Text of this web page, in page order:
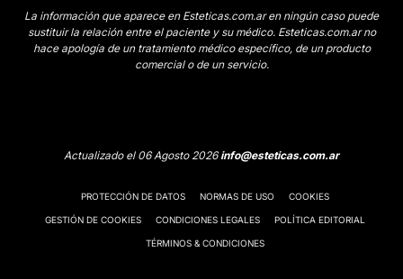
La información que aparece en Esteticas.com.ar en ningún caso puede
sustituir la relación entre el paciente y su médico. Esteticas.com.ar no
hace apología de un tratamiento médico específico, de un producto
comercial o de un servicio.
Actualizado el 06 Agosto 2026info@esteticas.com.ar
PROTECCIÓN DE DATOS NORMAS DE USO COOKIES
GESTIÓN DE COOKIES CONDICIONES LEGALES POLÍTICA EDITORIAL
TÉRMINOS & CONDICIONES